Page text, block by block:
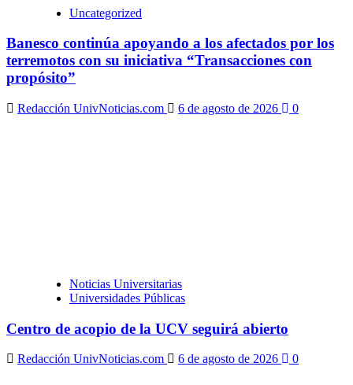
Uncategorized
Banesco continúa apoyando a los afectados por los
terremotos con su iniciativa “Transacciones con
propósito”
Redacción UnivNoticias.com 6 de agosto de 2026 0
Noticias Universitarias
Universidades Públicas
Centro de acopio de la UCV seguirá abierto
Redacción UnivNoticias.com 6 de agosto de 2026 0